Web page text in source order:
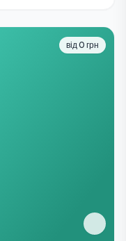
від 0 грн